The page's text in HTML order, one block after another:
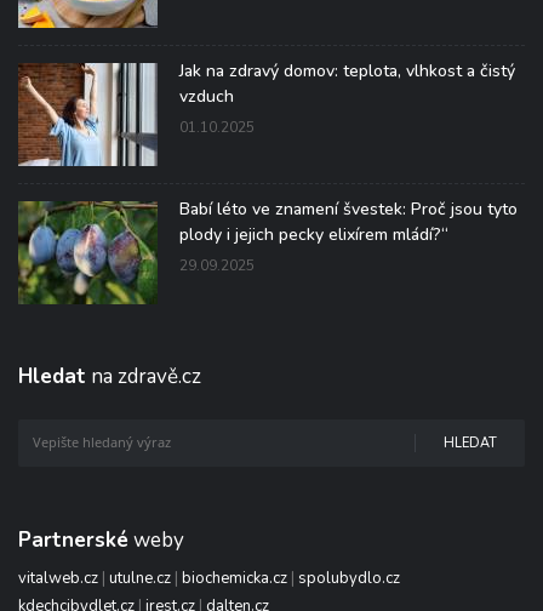
Jak na zdravý domov: teplota, vlhkost a čistý
vzduch
01.10.2025
Babí léto ve znamení švestek: Proč jsou tyto
plody i jejich pecky elixírem mládí?“
29.09.2025
Hledat na zdravě.cz
HLEDAT
Partnerské weby
vitalweb.cz | utulne.cz | biochemicka.cz | spolubydlo.cz
kdechcibydlet.cz | irest.cz | dalten.cz